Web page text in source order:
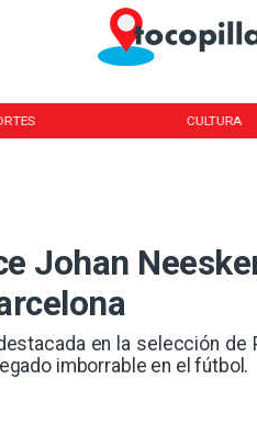
CULTURA
Johan
en la selección de
imborrable en el fútbol.